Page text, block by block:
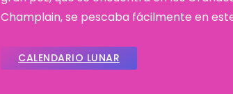
Champlain, se pescaba fácilmente en
CALENDARIO LUNAR